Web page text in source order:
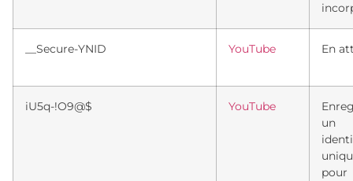
__Secure-YNID YouTube En
iU5q-!O9@$ YouTube
un
pour